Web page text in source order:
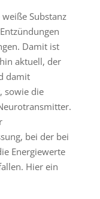
Substanz
Damit ist
aktuell, der
damit
sowie die
bei der bei
Energiewerte
Hier ein